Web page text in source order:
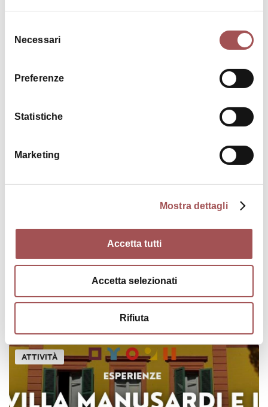
delNecessari
Preferenze
Statistiche
Marketing
Mostra dettagli
Accetta tutti
Accetta selezionati
Rifiuta
€ 20
I Torrioni difensivi e il Campanazzo
Le Sabbie Gialle e l’antico Acquedotto
ATTIVITÀ